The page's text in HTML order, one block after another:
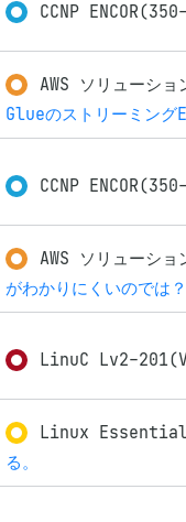
CCNP
AWS ソリューシ
Glueのストリーミング
CCNP
AWS ソリューシ
がわかりにくいのでは？
LinuC Lv2-
Linux
る。